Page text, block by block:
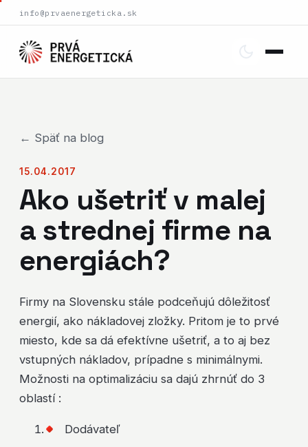
info@prvaenergeticka.sk
← Späť na blog
15.04.2017
Ako ušetriť v malej
a strednej firme na
energiách?
Firmy na Slovensku stále podceňujú dôležitosť
energií, ako nákladovej zložky. Pritom je to prvé
miesto, kde sa dá efektívne ušetriť, a to aj bez
vstupných nákladov, prípadne s minimálnymi.
Možnosti na optimalizáciu sa dajú zhrnúť do 3
oblastí :
Dodávateľ